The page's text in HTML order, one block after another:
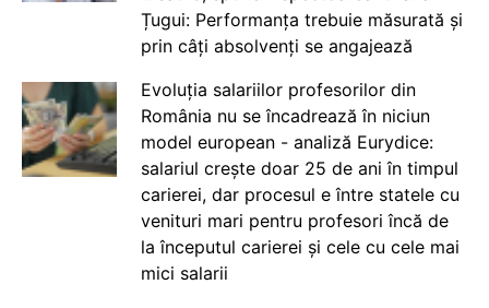
Țugui: Performanța trebuie măsurată și
prin câți absolvenți se angajează
Evoluția salariilor profesorilor din
România nu se încadrează în niciun
model european - analiză Eurydice:
salariul crește doar 25 de ani în timpul
carierei, dar procesul e între statele cu
venituri mari pentru profesori încă de
la începutul carierei și cele cu cele mai
mici salarii